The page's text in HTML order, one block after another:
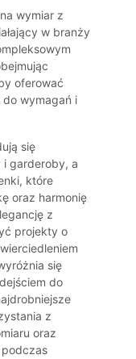
wymiar z
w branży
oferować
do wymagań i
się
garderoby, a
które
oraz harmonię
z
projekty o
się
do
z
oraz